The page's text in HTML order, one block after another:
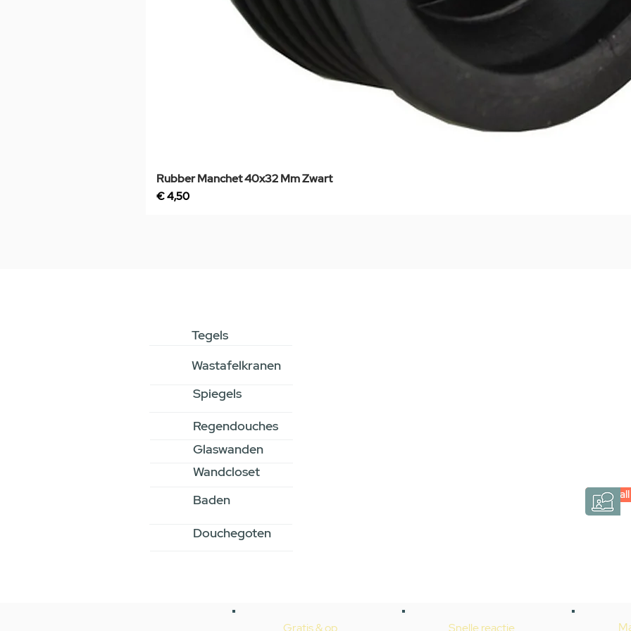
Rubber Manchet 40x32 Mm Zwart
Prijs
€ 4,50
Tegels
Wastafelkranen
Spiegels
Regendouches
Glaswanden
Wandcloset
Baden
Douchegoten
Gratis & op Snelle reactie